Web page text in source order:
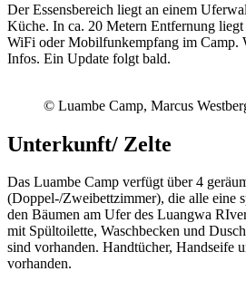
Der Essensbereich liegt an einem
Küche. In ca. 20 Metern Entfernung
WiFi oder Mobilfunkempfang im Camp.
Infos. Ein Update folgt bald.
© Luambe Camp, Marcus
Unterkunft/ Zelte
Das Luambe Camp verfügt über 4
(Doppel-/Zweibettzimmer), die alle eine
den Bäumen am Ufer des Luangwa
mit Spültoilette, Waschbecken und
sind vorhanden. Handtücher, Handseife
vorhanden.